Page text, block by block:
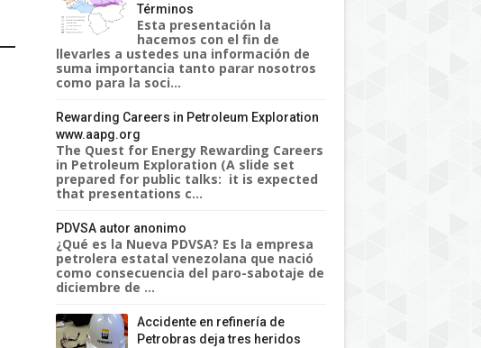
Términos
Esta presentación la
hacemos con el fin de
llevarles a ustedes una información de
suma importancia tanto parar nosotros
como para la soci...
Rewarding Careers in Petroleum Exploration
www.aapg.org
The Quest for Energy Rewarding Careers
in Petroleum Exploration (A slide set
prepared for public talks: it is expected
that presentations c...
PDVSA autor anonimo
¿Qué es la Nueva PDVSA? Es la empresa
petrolera estatal venezolana que nació
como consecuencia del paro-sabotaje de
diciembre de ...
Accidente en refinería de
Petrobras deja tres heridos